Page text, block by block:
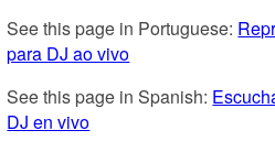
See this page in Portuguese:
para DJ ao vivo
See this page in Spanish:
DJ en vivo